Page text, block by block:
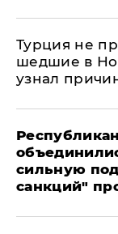
Турция не
шедшие в
узнал
сильную
санкций"